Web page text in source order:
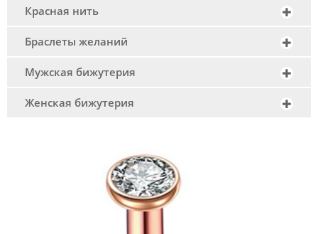
Красная нить
Браслеты желаний
Мужская бижутерия
Женская бижутерия